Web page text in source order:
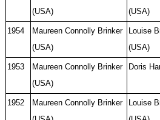
(USA)
(USA)
1954
Maureen Connolly Brinker
(USA)
Louise
(USA)
1953
Maureen Connolly Brinker
(USA)
Doris
1952
Maureen Connolly Brinker
Louise